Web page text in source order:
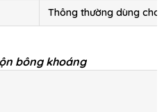
Thông thường dùng
bông khoáng